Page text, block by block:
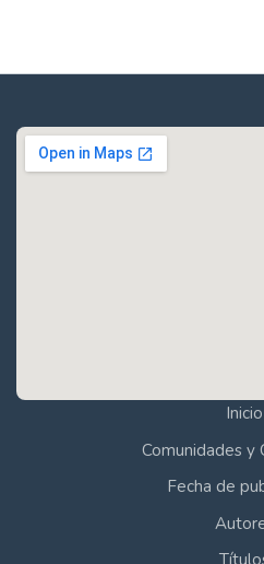
Inicio
Comunidades y
Fecha de